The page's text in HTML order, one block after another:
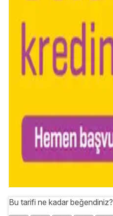
Bu tarifi ne kadar beğendiniz?